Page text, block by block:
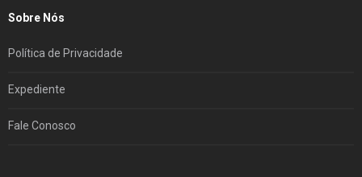
Sobre Nós
Política de Privacidade
Expediente
Fale Conosco